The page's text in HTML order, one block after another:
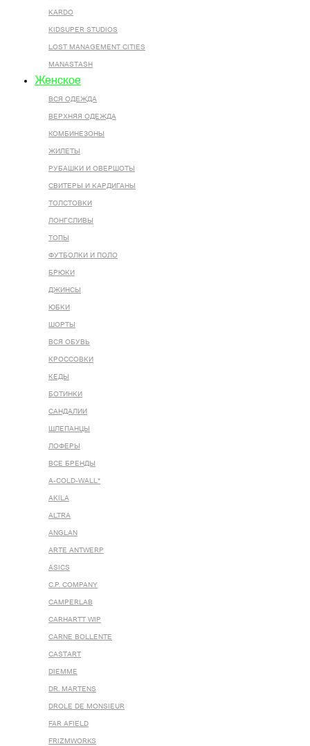
KARDO
KIDSUPER STUDIOS
LOST MANAGEMENT CITIES
MANASTASH
Женское
ВСЯ ОДЕЖДА
ВЕРХНЯЯ ОДЕЖДА
КОМБИНЕЗОНЫ
ЖИЛЕТЫ
РУБАШКИ И ОВЕРШОТЫ
СВИТЕРЫ И КАРДИГАНЫ
ТОЛСТОВКИ
ЛОНГСЛИВЫ
ТОПЫ
ФУТБОЛКИ И ПОЛО
БРЮКИ
ДЖИНСЫ
ЮБКИ
ШОРТЫ
ВСЯ ОБУВЬ
КРОССОВКИ
КЕДЫ
БОТИНКИ
САНДАЛИИ
ШЛЕПАНЦЫ
ЛОФЕРЫ
ВСЕ БРЕНДЫ
A-COLD-WALL*
AKILA
ALTRA
ANGLAN
ARTE ANTWERP
ASICS
C.P. COMPANY
CAMPERLAB
CARHARTT WIP
CARNE BOLLENTE
CASTART
DIEMME
DR. MARTENS
DROLE DE MONSIEUR
FAR AFIELD
FRIZMWORKS